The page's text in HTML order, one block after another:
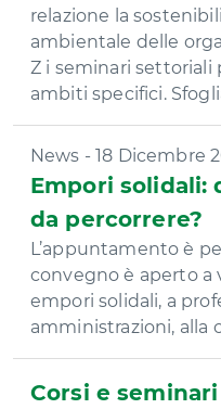
relazione la
ambientale delle
Z i seminari settoriali
ambiti specifici.
News - 18 Dicembre
Empori solidali:
da percorrere?
L’appuntamento è
convegno è aperto a
empori solidali, a
amministrazioni, alla
Corsi e